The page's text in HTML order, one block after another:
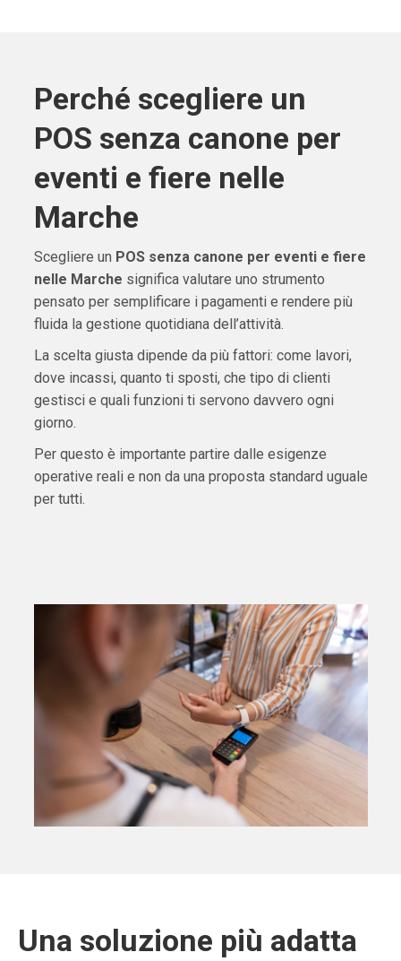
Perché scegliere un
POS senza canone per
eventi e fiere nelle
Marche
Scegliere un POS senza canone per eventi e fiere
nelle Marche significa valutare uno strumento
pensato per semplificare i pagamenti e rendere più
fluida la gestione quotidiana dell’attività.
La scelta giusta dipende da più fattori: come lavori,
dove incassi, quanto ti sposti, che tipo di clienti
gestisci e quali funzioni ti servono davvero ogni
giorno.
Per questo è importante partire dalle esigenze
operative reali e non da una proposta standard uguale
per tutti.
Una soluzione più adatta